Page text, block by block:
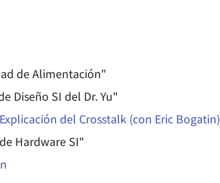
de Alimentación"
Diseño SI del Dr. Yu"
del Crosstalk (con Eric Bogatin)
Hardware SI"